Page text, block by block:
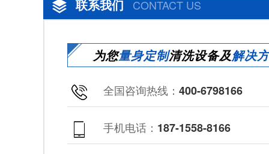
联系我们 CONTACT US
为您量身定制清洗设备及解决
全国咨询热线： 400-6798166
手机电话： 187-1558-8166